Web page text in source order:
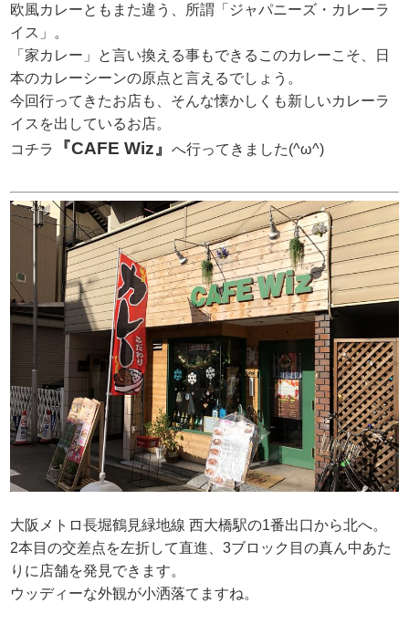
欧風カレーともまた違う、所謂「ジャパニーズ・カレーラ
イス」。
「家カレー」と言い換える事もできるこのカレーこそ、日
本のカレーシーンの原点と言えるでしょう。
今回行ってきたお店も、そんな懐かしくも新しいカレーラ
イスを出しているお店。
コチラ
『CAFE Wiz』へ行ってきました(^ω^)
大阪メトロ長堀鶴見緑地線 西大橋駅の1番出口から北へ。
2本目の交差点を左折して直進、3ブロック目の真ん中あた
りに店舗を発見できます。
ウッディーな外観が小洒落てますね。